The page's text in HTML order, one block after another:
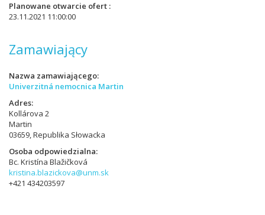
Planowane otwarcie ofert
23.11.2021 11:00:00
Zamawiający
Nazwa zamawiającego
Univerzitná nemocnica Martin
Adres
Kollárova 2
Martin
03659, Republika Słowacka
Osoba odpowiedzialna
Bc. Kristína Blažičková
kristina.blazickova@unm.sk
+421 434203597